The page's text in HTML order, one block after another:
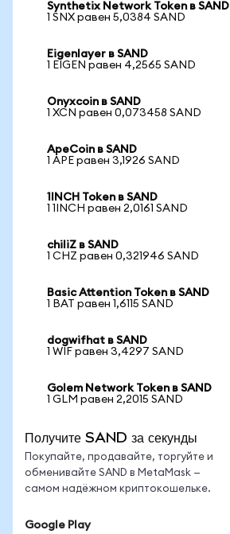
Synthetix Network Token в SAND
1 SNX равен 5,0384 SAND
Eigenlayer в SAND
1 EIGEN равен 4,2565 SAND
Onyxcoin в SAND
1 XCN равен 0,073458 SAND
ApeCoin в SAND
1 APE равен 3,1926 SAND
1INCH Token в SAND
1 1INCH равен 2,0161 SAND
chiliZ в SAND
1 CHZ равен 0,321946 SAND
Basic Attention Token в SAND
1 BAT равен 1,6115 SAND
dogwifhat в SAND
1 WIF равен 3,4297 SAND
Golem Network Token в SAND
1 GLM равен 2,2015 SAND
Получите SAND за секунды
Покупайте, продавайте, торгуйте и
обменивайте SAND в MetaMask —
самом надёжном криптокошельке.
Google Play